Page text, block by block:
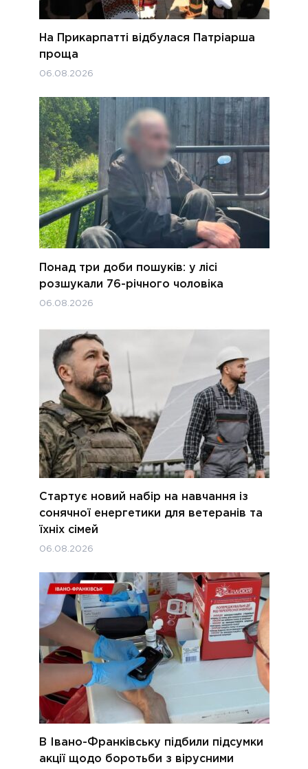
На Прикарпатті відбулася Патріарша
проща
06.08.2026
Понад три доби пошуків: у лісі
розшукали 76-річного чоловіка
06.08.2026
Стартує новий набір на навчання із
сонячної енергетики для ветеранів та
їхніх сімей
06.08.2026
В Івано-Франківську підбили підсумки
акції щодо боротьби з вірусними